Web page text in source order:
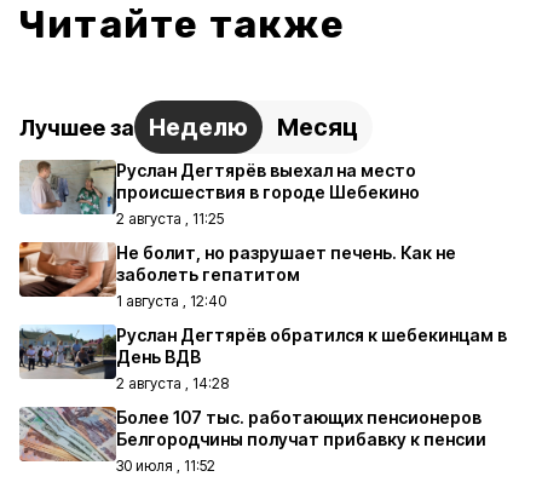
Читайте также
Лучшее за Неделю Месяц
Руслан Дегтярёв выехал на место
происшествия в городе Шебекино
2 августа , 11:25
Не болит, но разрушает печень. Как не
заболеть гепатитом
1 августа , 12:40
Руслан Дегтярёв обратился к шебекинцам в
День ВДВ
2 августа , 14:28
Более 107 тыс. работающих пенсионеров
Белгородчины получат прибавку к пенсии
30 июля , 11:52